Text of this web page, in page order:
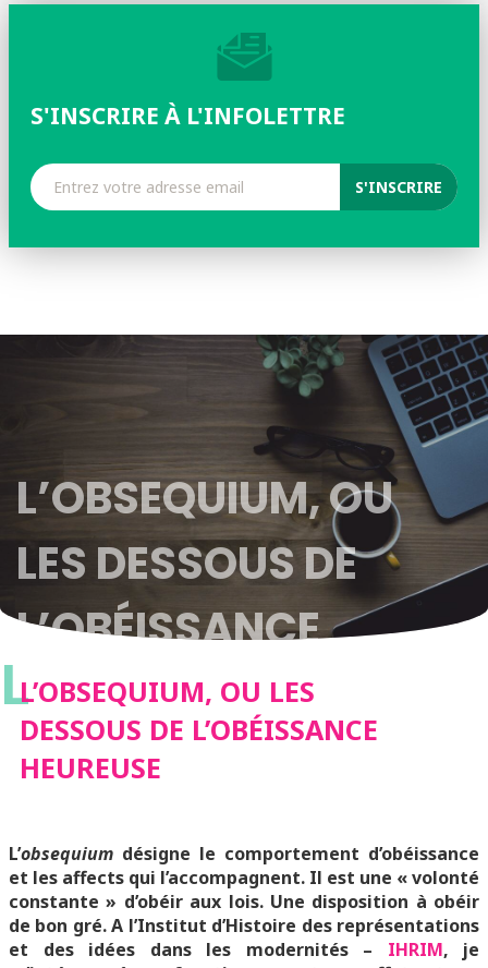
S'INSCRIRE À L'INFOLETTRE
L’OBSEQUIUM, OU
LES DESSOUS DE
L’OBÉISSANCE
HEUREUSE
LL’OBSEQUIUM, OU LES
DESSOUS DE L’OBÉISSANCE
HEUREUSE
L’obsequium désigne le comportement d’obéissance
et les affects qui l’accompagnent. Il est une « volonté
constante » d’obéir aux lois. Une disposition à obéir
de bon gré. A l’Institut d’Histoire des représentations
et des idées dans les modernités – IHRIM, je